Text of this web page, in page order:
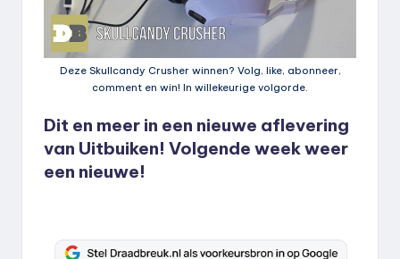
Deze Skullcandy Crusher winnen? Volg, like, abonneer,
comment en win! In willekeurige volgorde.
Dit en meer in een nieuwe aflevering
van Uitbuiken! Volgende week weer
een nieuwe!